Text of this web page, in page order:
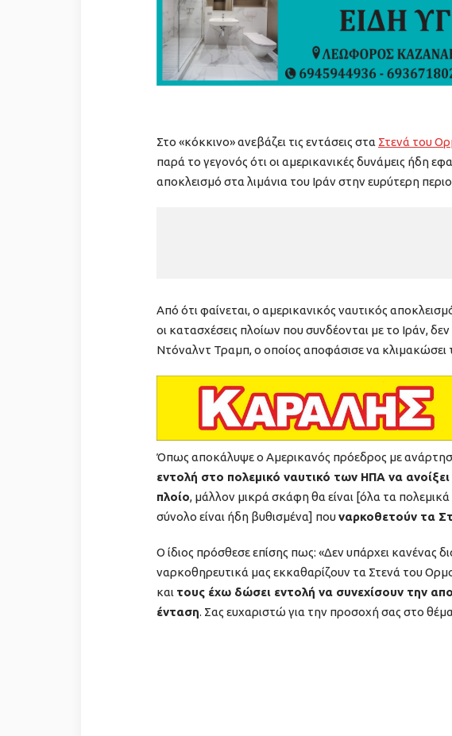
Στο «κόκκινο» ανεβάζει τις εντάσεις στα Στενά του
παρά το γεγονός ότι οι αμερικανικές δυνάμεις ήδη
αποκλεισμό στα λιμάνια του Ιράν στην ευρύτερη
Από ότι φαίνεται, ο αμερικανικός ναυτικός
οι κατασχέσεις πλοίων που συνδέονται με το Ιράν,
Ντόναλντ Τραμπ, ο οποίος αποφάσισε να κλιμακώσει
Όπως αποκάλυψε ο Αμερικανός πρόεδρος με
εντολή στο πολεμικό ναυτικό των ΗΠΑ να ανοίξει
πλοίο, μάλλον μικρά σκάφη θα είναι [όλα τα πολεμικά
σύνολο είναι ήδη βυθισμένα] πουναρκοθετούν τα
Ο ίδιος πρόσθεσε επίσης πως: «Δεν υπάρχει κανένας
ναρκοθηρευτικά μας εκκαθαρίζουν τα Στενά του
και τους έχω δώσει εντολή να συνεχίσουν την
ένταση. Σας ευχαριστώ για την προσοχή σας στο